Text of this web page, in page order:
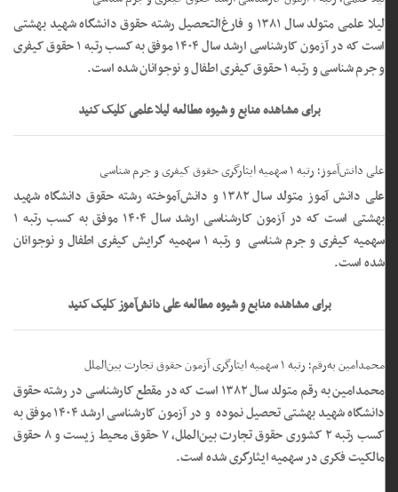
لیلا علمی متولد سال ۱۳۸۱ و فارغ‌التحصیل رشته حقوق دانشگاه شهید بهشتی
است که در آزمون کارشناسی ارشد سال ۱۴۰۴ موفق به کسب رتبه ۱ حقوق کیفری
و جرم شناسی و رتبه ۱ حقوق کیفری اطفال و نوجوانان شده است.
برای مشاهده منابع و شیوه مطالعه لیلا علمی کلیک کنید
علی دانش‌آموز؛ رتبه ۱ سهمیه ایثارگری حقوق کیفری و جرم شناسی
علی دانش آموز متولد سال ۱۳۸۲ و دانش‌آموخته رشته حقوق دانشگاه شهید
بهشتی است که در آزمون کارشناسی ارشد سال ۱۴۰۴ موفق به کسب رتبه ۱
سهمیه کیفری و جرم شناسی و رتبه ۱ سهمیه گرایش کیفری اطفال و نوجوانان
شده است.
برای مشاهده منابع و شیوه مطالعه علی دانش‌آموز کلیک کنید
محمدامین به‌رقم؛ رتبه ۱ سهمیه ایثارگری آزمون حقوق تجارت بین‌الملل
محمدامین به رقم متولد سال ۱۳۸۲ است که در مقطع کارشناسی در رشته حقوق
دانشگاه شهید بهشتی تحصیل نموده و در آزمون کارشناسی ارشد ۱۴۰۴ موفق به
کسب رتبه ۲ کشوری حقوق تجارت بین‌الملل، ۷ حقوق محیط زیست و ۸ حقوق
مالکیت فکری در سهمیه ایثارگری شده است.